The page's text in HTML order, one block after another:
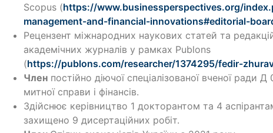
Scopus (https://www.businessperspectives.org/
management-and-financial-innovations#editorial-
Рецензент міжнародних наукових статей та
академічних журналів у рамках Publons
(https://publons.com/researcher/1374295/fedir-
Член постійно діючої спеціалізованої вченої ради
митної справи і фінансів.
Здійснює керівництво 1 докторантом та 4
захищено 9 дисертаційних робіт.